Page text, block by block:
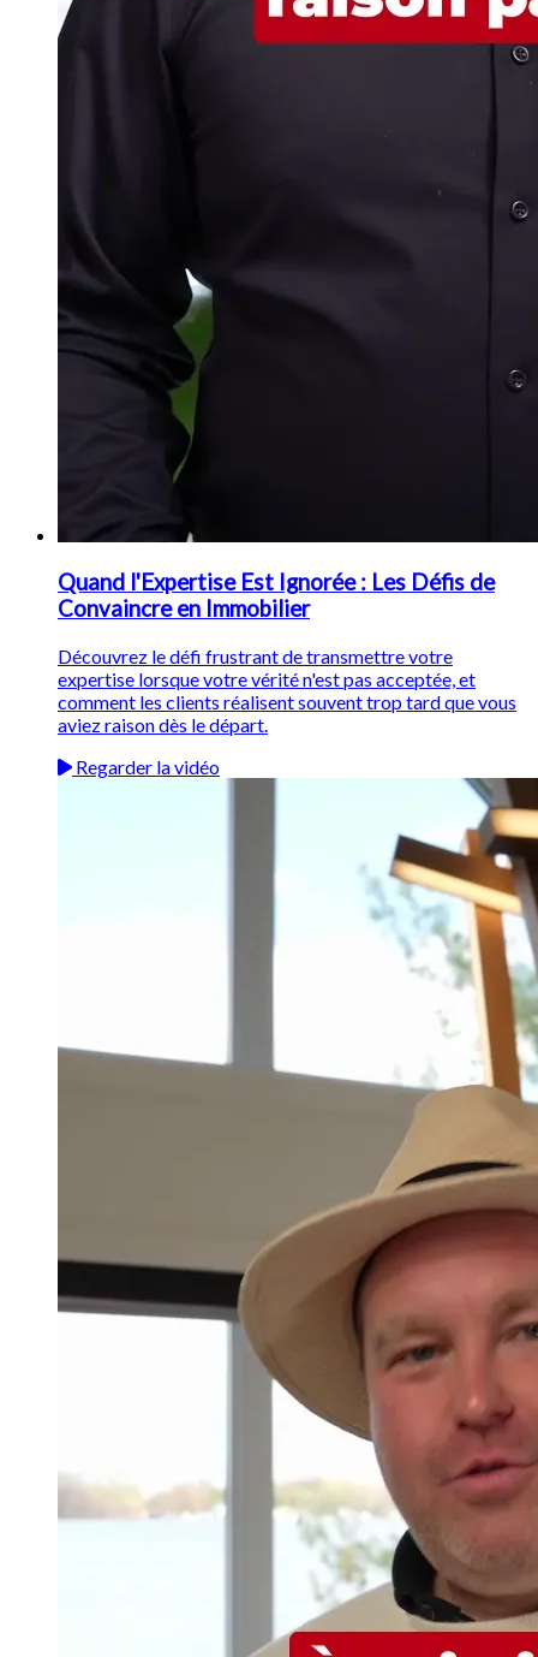
Quand l'Expertise Est Ignorée : Les Défis de
Convaincre en Immobilier
Découvrez le défi frustrant de transmettre votre
expertise lorsque votre vérité n'est pas acceptée, et
comment les clients réalisent souvent trop tard que vous
aviez raison dès le départ.
Regarder la vidéo